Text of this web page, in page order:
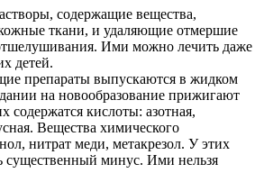
содержащие вещества,
ткани, и удаляющие отмершие
Ими можно лечить даже
детей.
препараты выпускаются в жидком
на новообразование прижигают
содержатся кислоты: азотная,
Вещества химического
нитрат меди, метакрезол. У этих
существенный минус. Ими нельзя